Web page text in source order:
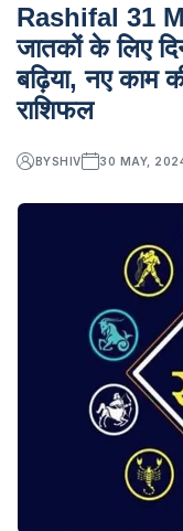
Rashifal 31
जातकों के लिए
बढ़िया, नए
राशिफल
BYSHIV 30 MAY,